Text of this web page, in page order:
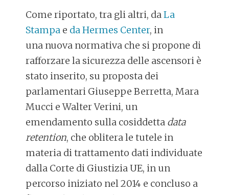
Come riportato, tra gli altri, daLa
Stampa e da Hermes Center, in
una nuova normativa che si propone di
rafforzare la sicurezza delle ascensori è
stato inserito, su proposta dei
parlamentari Giuseppe Berretta, Mara
Mucci e Walter Verini, un
emendamento sulla cosiddetta data
retention, che oblitera le tutele in
materia di trattamento dati individuate
dalla Corte di Giustizia UE, in un
percorso iniziato nel 2014 e concluso a